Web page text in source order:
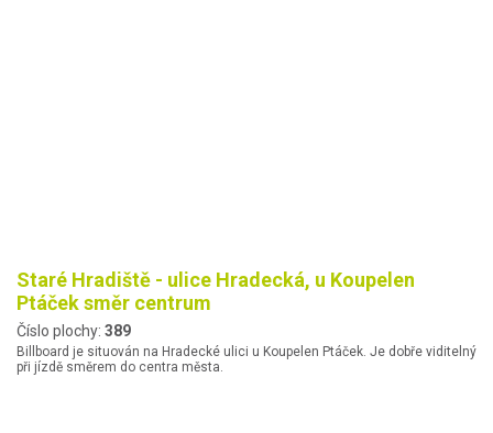
Staré Hradiště - ulice Hradecká, u Koupelen
Ptáček směr centrum
Číslo plochy: 389
Billboard je situován na Hradecké ulici u Koupelen Ptáček. Je dobře viditelný
při jízdě směrem do centra města.